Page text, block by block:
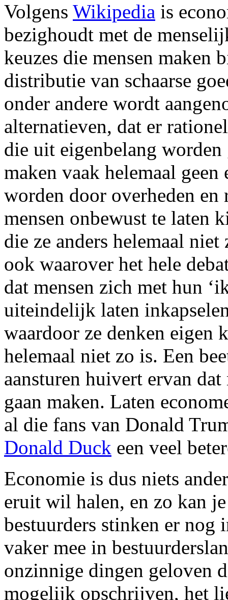
Volgens Wikipedia is
bezighoudt met de
keuzes die mensen maken
distributie van schaarse
onder andere wordt
alternatieven, dat er
die uit eigenbelang
maken vaak helemaal
worden door overheden
mensen onbewust te laten
die ze anders helemaal
ook waarover het hele
dat mensen zich met hun
uiteindelijk laten
waardoor ze denken eigen
helemaal niet zo is. Een
aansturen huivert ervan
gaan maken. Laten
al die fans van Donald
Donald Duck een veel
Economie is dus niets
eruit wil halen, en zo kan
bestuurders stinken er
vaker mee in
onzinnige dingen geloven
mogelijk opschrijven, het